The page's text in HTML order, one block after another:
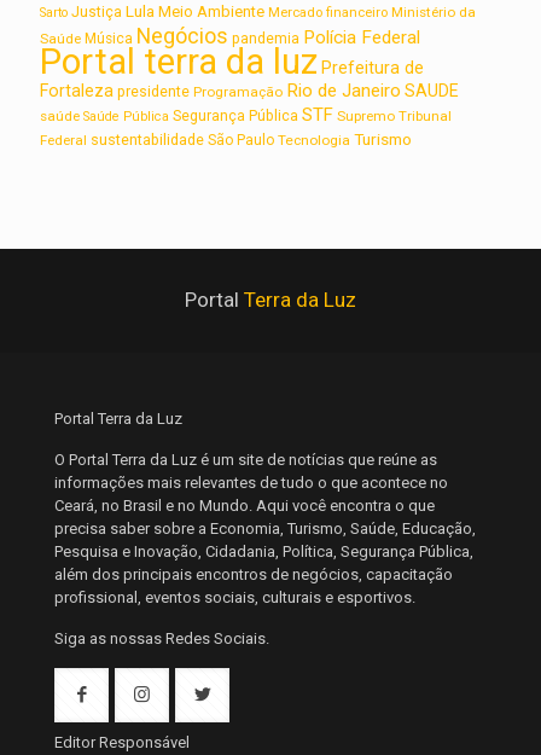
Sarto Justiça Lula Meio Ambiente Mercado financeiro Ministério da
Saúde Música Negócios pandemia Polícia Federal
Portal terra da luz Prefeitura de
Fortaleza presidente Programação Rio de Janeiro SAUDE
saúde Saúde Pública Segurança Pública STF Supremo Tribunal
Federal sustentabilidade São Paulo Tecnologia Turismo
Portal Terra da Luz
Portal Terra da Luz
O Portal Terra da Luz é um site de notícias que reúne as
informações mais relevantes de tudo o que acontece no
Ceará, no Brasil e no Mundo. Aqui você encontra o que
precisa saber sobre a Economia, Turismo, Saúde, Educação,
Pesquisa e Inovação, Cidadania, Política, Segurança Pública,
além dos principais encontros de negócios, capacitação
profissional, eventos sociais, culturais e esportivos.
Siga as nossas Redes Sociais.
Editor Responsável